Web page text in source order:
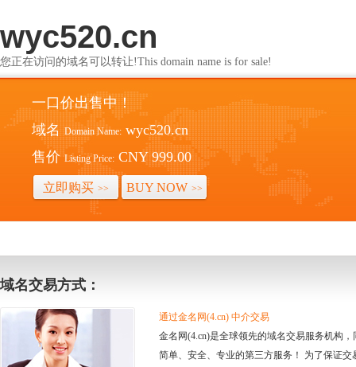
wyc520.cn
您正在访问的域名可以转让!This domain name is for sale!
一口价出售中！
域名 Domain Name: wyc520.cn
售价 Listing Price: CNY 999.00
立即购买 >> BUY NOW >>
域名交易方式：
通过金名网(4.cn) 中介交易
金名网(4.cn)是全球领先的域名交易服务机构
简单、安全、专业的第三方服务！ 为了保证